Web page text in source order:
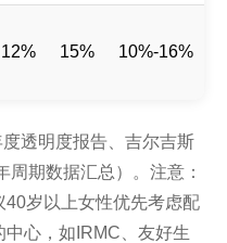
12% 15% 10%-16%
透明度报告、吉尔吉斯
期数据汇总）。注意：
岁以上女性优先考虑配
心，如IRMC、友好生